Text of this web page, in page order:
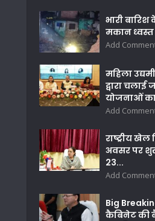
भारी
मकान ध्वस्त
Add
महिला
द्वारा चलाई
योजनाओं
Add
राष्ट्रीय
अवसर पर
23...
Add
Big
कैबिनेट की